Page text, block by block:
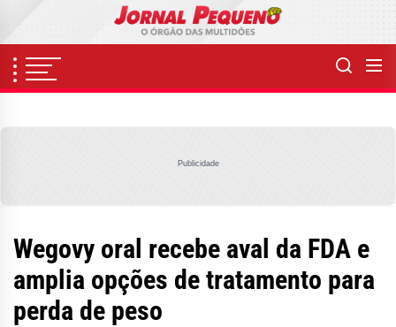
content
Publicidade
Wegovy oral recebe aval da FDA e
amplia opções de tratamento para
perda de peso